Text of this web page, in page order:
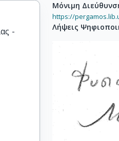
-
Μόνιμη
https://
Λήψεις